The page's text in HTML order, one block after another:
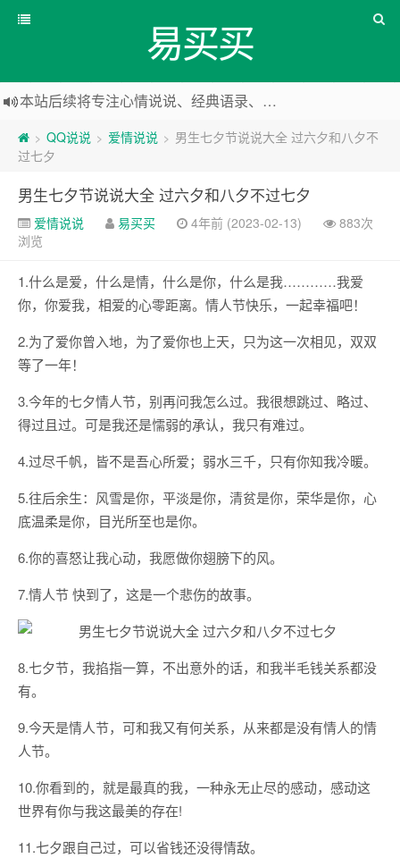
易买买
本站后续将专注心情说说、经典语录、心情随笔等
本站改版，下架友情链接
> QQ说说 > 爱情说说 > 男生七夕节说说大全 过六夕和八夕不
过七夕
男生七夕节说说大全 过六夕和八夕不过七夕
爱情说说 易买买 4年前 (2023-02-13)
883次
浏览
1.什么是爱，什么是情，什么是你，什么是我…………我爱
你，你爱我，相爱的心零距离。情人节快乐，一起幸福吧！
2.为了爱你曾入地，为了爱你也上天，只为这一次相见，双双
等了一年！
3.今年的七夕情人节，别再问我怎么过。我很想跳过、略过、
得过且过。可是我还是懦弱的承认，我只有难过。
4.过尽千帆，皆不是吾心所爱；弱水三千，只有你知我冷暖。
5.往后余生：风雪是你，平淡是你，清贫是你，荣华是你，心
底温柔是你，目光所至也是你。
6.你的喜怒让我心动，我愿做你翅膀下的风。
7.情人节 快到了，这是一个悲伤的故事。
8.七夕节，我掐指一算，不出意外的话，和我半毛钱关系都没
有。
9.今天是情人节，可和我又有何关系，从来都是没有情人的情
人节。
10.你看到的，就是最真的我，一种永无止尽的感动，感动这
世界有你与我这最美的存在!
11.七夕跟自己过，可以省钱还没得情敌。